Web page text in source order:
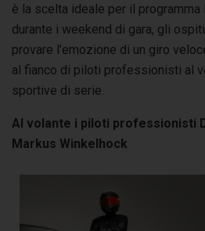
è la scelta ideale per il
durante i weekend di gara, gli
provare l’emozione di un giro
al fianco di piloti professionisti al
sportive di serie.
Al volante i piloti professionisti
Markus Winkelhock